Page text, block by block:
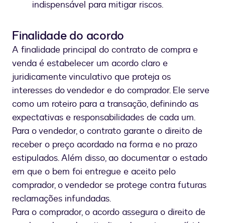
indispensável para mitigar riscos.
Finalidade do acordo
A finalidade principal do contrato de compra e
venda é estabelecer um acordo claro e
juridicamente vinculativo que proteja os
interesses do vendedor e do comprador. Ele serve
como um roteiro para a transação, definindo as
expectativas e responsabilidades de cada um.
Para o vendedor, o contrato garante o direito de
receber o preço acordado na forma e no prazo
estipulados. Além disso, ao documentar o estado
em que o bem foi entregue e aceito pelo
comprador, o vendedor se protege contra futuras
reclamações infundadas.
Para o comprador, o acordo assegura o direito de